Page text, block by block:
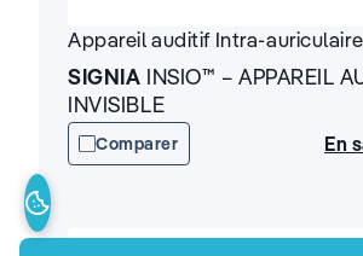
Appareil auditif Intra-auriculaire
SIGNIA INSIO™ – APPAREIL
INVISIBLE
Comparer En